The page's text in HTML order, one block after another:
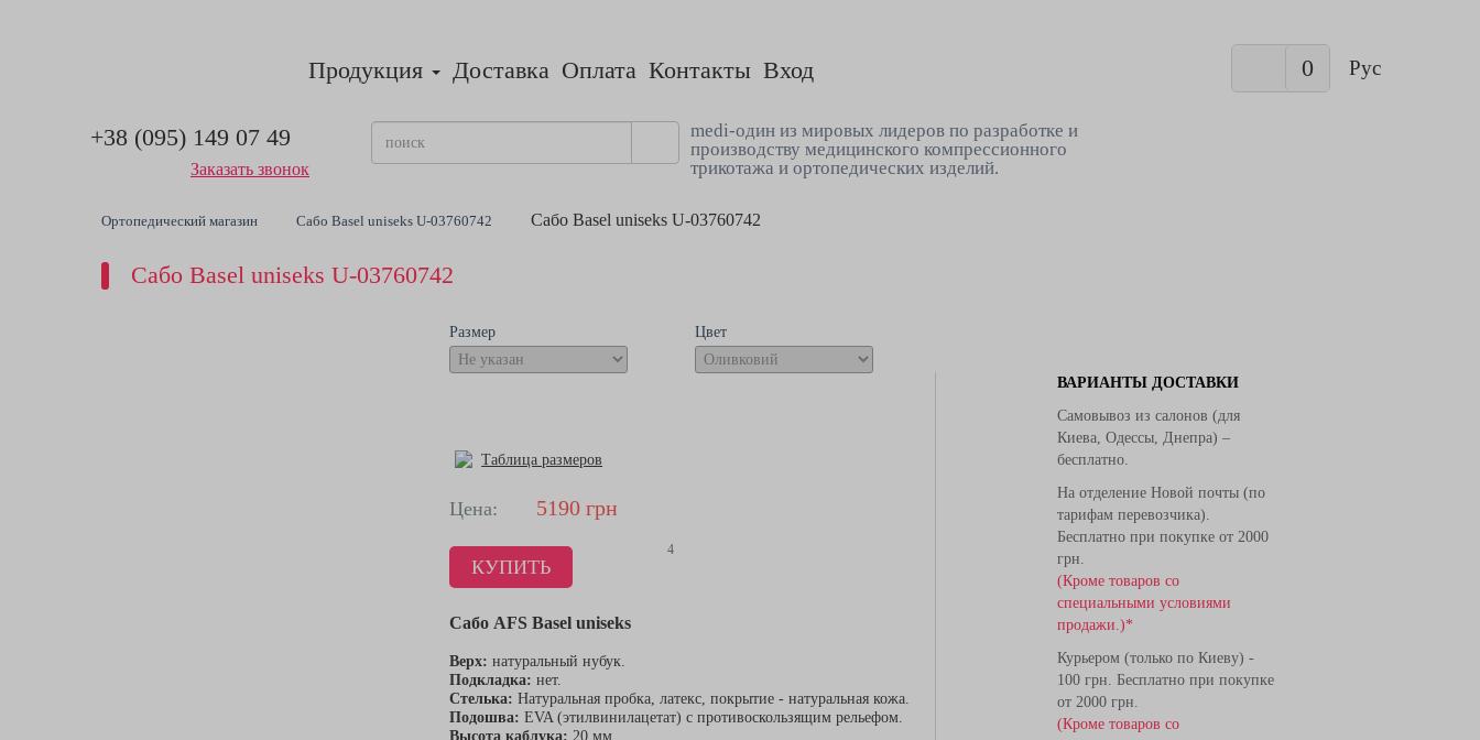
Продукция Доставка Оплата Контакты Вход 0 Рус
+38 (095) 149 07 49
Заказать звонок
medi-один из мировых лидеров по разработке и
производству медицинского компрессионного
трикотажа и ортопедических изделий.
Ортопедический магазин Сабо Basel uniseks U-03760742 Сабо Basel uniseks U-03760742
Сабо Basel uniseks U-03760742
Размер Цвет
Таблица размеров
Цена: 5190 грн
КУПИТЬ
4
Cабо AFS Basel uniseks
Верх:натуральный нубук.
Подкладка:нет.
Стелька: Натуральная пробка, латекс, покрытие - натуральная кожа.
Подошва:EVA (этилвинилацетат) с противоскользящим рельефом.
Высота каблука: 20 мм.
ВАРИАНТЫ ДОСТАВКИ
Самовывоз из салонов (для
Киева, Одессы, Днепра) –
бесплатно.
На отделение Новой почты (по
тарифам перевозчика).
Бесплатно при покупке от 2000
грн.
(Кроме товаров со
специальными условиями
продажи.)*
Курьером (только по Киеву) -
100 грн. Бесплатно при покупке
от 2000 грн.
(Кроме товаров со